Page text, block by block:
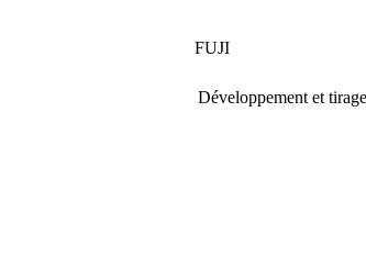
FUJI
Développement et